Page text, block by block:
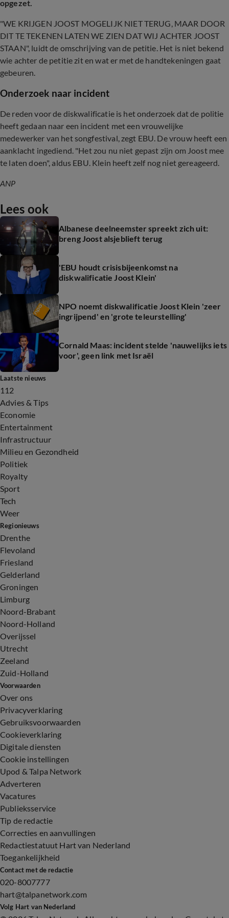
opgezet.
"WE KRIJGEN JOOST MOGELIJK NIET TERUG, MAAR DOOR
DIT TE TEKENEN LATEN WE ZIEN DAT WIJ ACHTER JOOST
STAAN", luidt de omschrijving van de petitie. Het is niet bekend
wie achter de petitie zit en wat er met de handtekeningen gaat
gebeuren.
Onderzoek naar incident
De reden voor de diskwalificatie is het onderzoek dat de politie
heeft gedaan naar een incident met een vrouwelijke
medewerker van het songfestival, zegt EBU. De vrouw heeft een
aanklacht ingediend. "Het zou nu niet gepast zijn om Joost mee
te laten doen", aldus EBU. Klein heeft zelf nog niet gereageerd.
ANP
Lees ook
Albanese deelneemster spreekt zich uit:
breng Joost alsjeblieft terug
'EBU houdt crisisbijeenkomst na
diskwalificatie Joost Klein'
NPO noemt diskwalificatie Joost Klein 'zeer
ingrijpend' en 'grote teleurstelling'
Cornald Maas: incident stelde 'nauwelijks iets
voor', geen link met Israël
Laatste nieuws
112
Advies & Tips
Economie
Entertainment
Infrastructuur
Milieu en Gezondheid
Politiek
Royalty
Sport
Tech
Weer
Regionieuws
Drenthe
Flevoland
Friesland
Gelderland
Groningen
Limburg
Noord-Brabant
Noord-Holland
Overijssel
Utrecht
Zeeland
Zuid-Holland
Voorwaarden
Over ons
Privacyverklaring
Gebruiksvoorwaarden
Cookieverklaring
Digitale diensten
Cookie instellingen
Upod & Talpa Network
Adverteren
Vacatures
Publieksservice
Tip de redactie
Correcties en aanvullingen
Redactiestatuut Hart van Nederland
Toegankelijkheid
Contact met de redactie
020-8007777
hart@talpanetwork.com
Volg Hart van Nederland